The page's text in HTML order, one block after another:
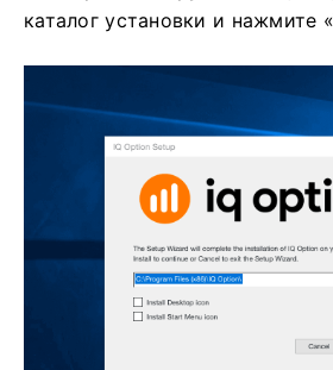
каталог установки и нажмите